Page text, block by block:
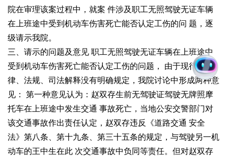
院在审理该案过程中，就案 件涉及职工无照驾驶无证车辆
在上班途中受到机动车伤害死亡能否认定工伤的问 题，逐
级请示我院。
三、请示的问题及意见 职工无照驾驶无证车辆在上班途中
受到机动车伤害死亡能否认定工伤的问题， 由于现行的法
律、法规、司法解释没有明确规定，我院讨论中形成两种意
见： 第一种意见认为：赵双存生前无驾驶证驾驶无牌照摩
托车在上班途中发生交通 事故死亡，当地公安交警部门对
该交通事故作出责任认定，赵双存违反《道路交通 安全
法》第八条、第十九条、第三十五条的规定，与驾驶另一机
动车的王中生在此 次交通事故中负同等责任。但对赵双存